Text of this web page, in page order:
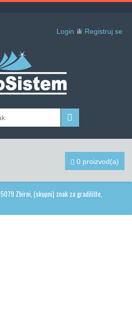
Login ili Registruj se
0 proizvod(a)
5079 Zbirni, (skupni) znak za gradilište,